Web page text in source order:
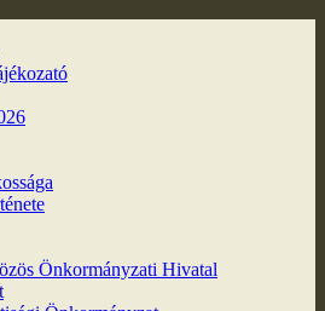
Önkormányzati Hivatal